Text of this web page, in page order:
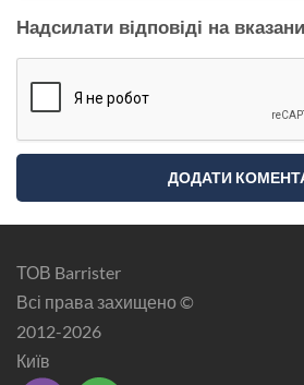
Надсилати відповіді на
ТОВ Barrister
Всі права захищено ©
2012-2026
Київ